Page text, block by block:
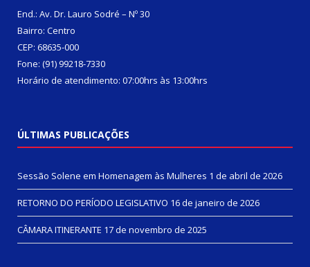
End.: Av. Dr. Lauro Sodré – Nº 30
Bairro: Centro
CEP: 68635-000
Fone: (91) 99218-7330
Horário de atendimento: 07:00hrs às 13:00hrs
ÚLTIMAS PUBLICAÇÕES
Sessão Solene em Homenagem às Mulheres 1 de abril de 2026
RETORNO DO PERÍODO LEGISLATIVO 16 de janeiro de 2026
CÂMARA ITINERANTE 17 de novembro de 2025